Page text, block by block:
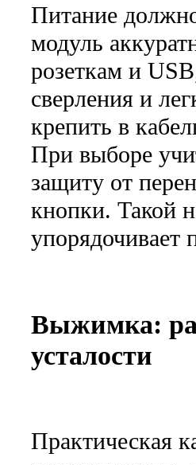
Питание
модуль
розеткам и
сверления и
крепить в
При выборе
защиту от
кнопки. Такой
упорядочивает
Выжимка:
усталости
Практическая